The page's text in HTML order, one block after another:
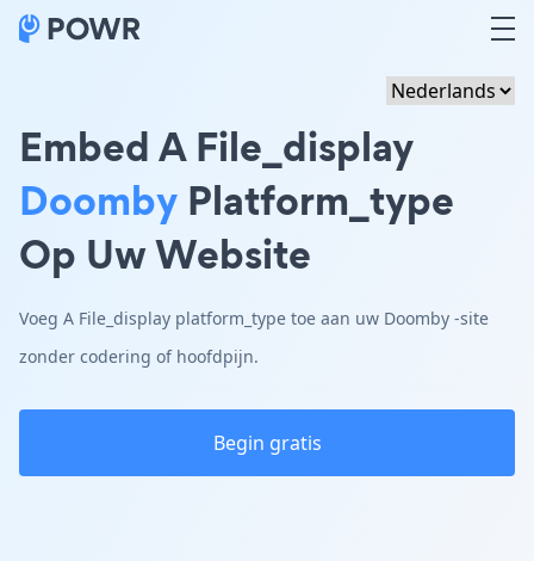
Embed A File_display
Doomby Platform_type
Op Uw Website
Voeg A File_display platform_type toe aan uw Doomby -site
zonder codering of hoofdpijn.
Begin gratis